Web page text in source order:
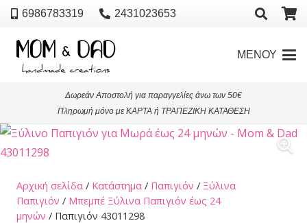
6986783319 2431023653
ΜΕΝΟΥ
Δωρεάν Αποστολή για παραγγελίες άνω των 50€
Πληρωμή μόνο με ΚΑΡΤΑ ή ΤΡΑΠΕΖΙΚΗ ΚΑΤΑΘΕΣΗ
Αρχική σελίδα / Κατάστημα / Παπιγιόν / Ξύλινα
Παπιγιόν / Μπεμπέ Ξύλινα Παπιγιόν έως 24
μηνών / Παπιγιόν 43011298